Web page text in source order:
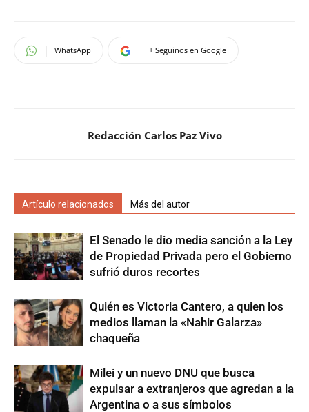
WhatsApp + Seguinos en Google
Redacción Carlos Paz Vivo
Artículo relacionados Más del autor
El Senado le dio media sanción a la Ley
de Propiedad Privada pero el Gobierno
sufrió duros recortes
Quién es Victoria Cantero, a quien los
medios llaman la «Nahir Galarza»
chaqueña
Milei y un nuevo DNU que busca
expulsar a extranjeros que agredan a la
Argentina o a sus símbolos